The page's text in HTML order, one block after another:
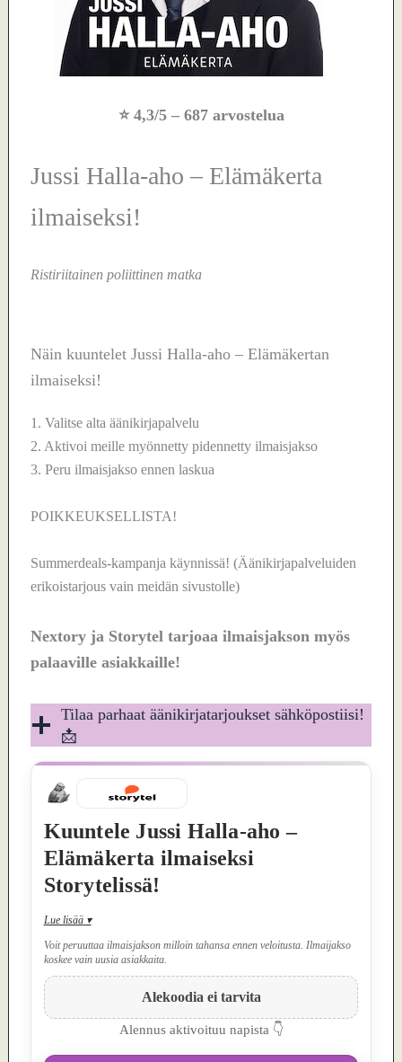
⭐ 4,3/5– 687 arvostelua
Jussi Halla-aho – Elämäkerta
ilmaiseksi!
Ristiriitainen poliittinen matka
Näin kuuntelet Jussi Halla-aho – Elämäkertan
ilmaiseksi!
1. Valitse alta äänikirjapalvelu
2. Aktivoi meille myönnetty pidennetty ilmaisjakso
3. Peru ilmaisjakso ennen laskua
POIKKEUKSELLISTA!
Summerdeals-kampanja käynnissä! (Äänikirjapalveluiden
erikoistarjous vain meidän sivustolle)
Nextory ja Storytel tarjoaa ilmaisjakson myös
palaaville asiakkaille!
Tilaa parhaat äänikirjatarjoukset sähköpostiisi!
📩
Kuuntele Jussi Halla-aho –
Elämäkerta ilmaiseksi
Storytelissä!
Lue lisää ▾
Voit peruuttaa ilmaisjakson milloin tahansa ennen veloitusta. Ilmaijakso
koskee vain uusia asiakkaita.
Alekoodia ei tarvita
Alennus aktivoituu napista 👇